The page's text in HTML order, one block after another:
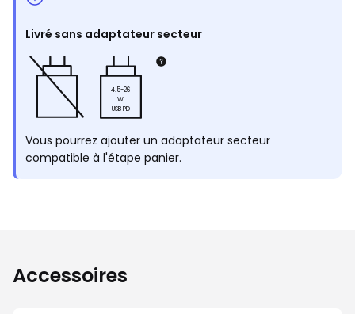
Livré sans adaptateur secteur
4.5-26
W
USB PD
Vous pourrez ajouter un adaptateur secteur
compatible à l'étape panier.
Accessoires